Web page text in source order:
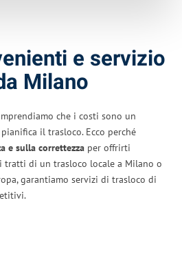
e servizio
Milano
che i costi sono un
il trasloco. Ecco perché
e sulla correttezza per offrirti
tratti di un trasloco locale a Milano o
garantiamo servizi di trasloco di